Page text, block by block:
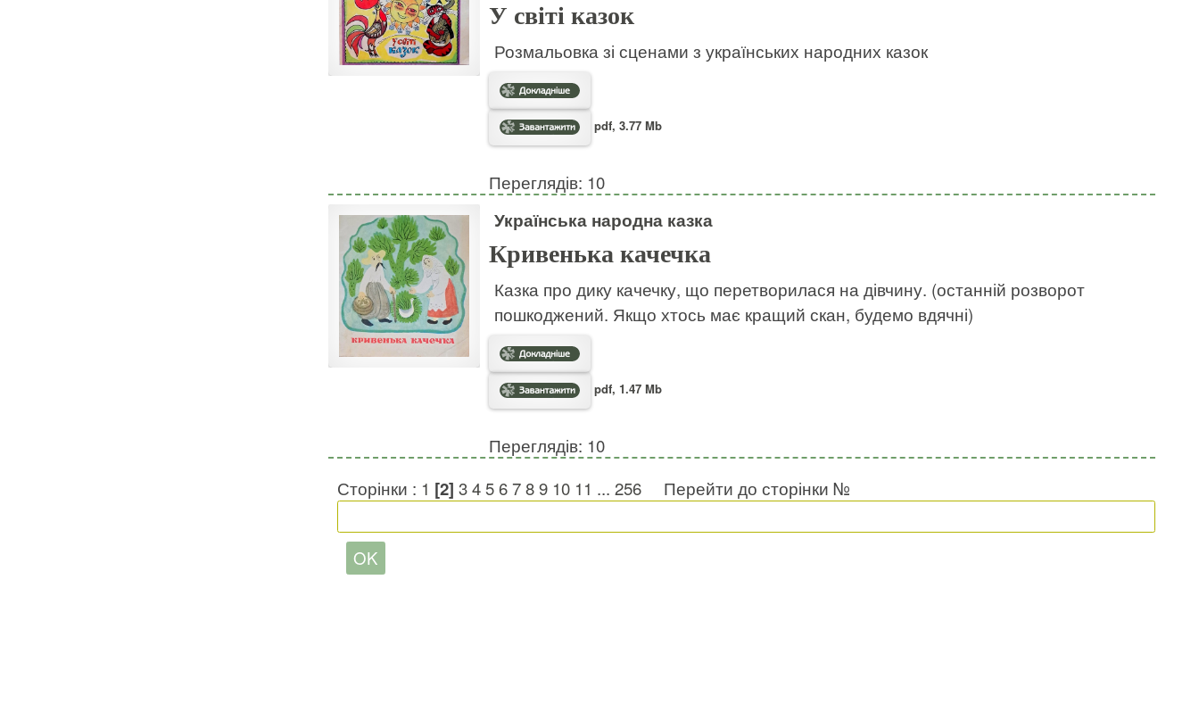
У світі казок
Розмальовка зі сценами з українських народних казок
pdf, 3.77 Mb
Переглядів: 10
Українська народна казка
Кривенька качечка
Казка про дику качечку, що перетворилася на дівчину. (останній розворот
пошкоджений. Якщо хтось має кращий скан, будемо вдячні)
pdf, 1.47 Mb
Переглядів: 10
Сторінки : 1 [2] 3 4 5 6 7 8 9 10 11 ... 256 Перейти до сторінки №